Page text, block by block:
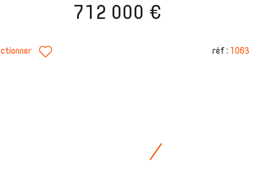
712 000 €
réf : 1063